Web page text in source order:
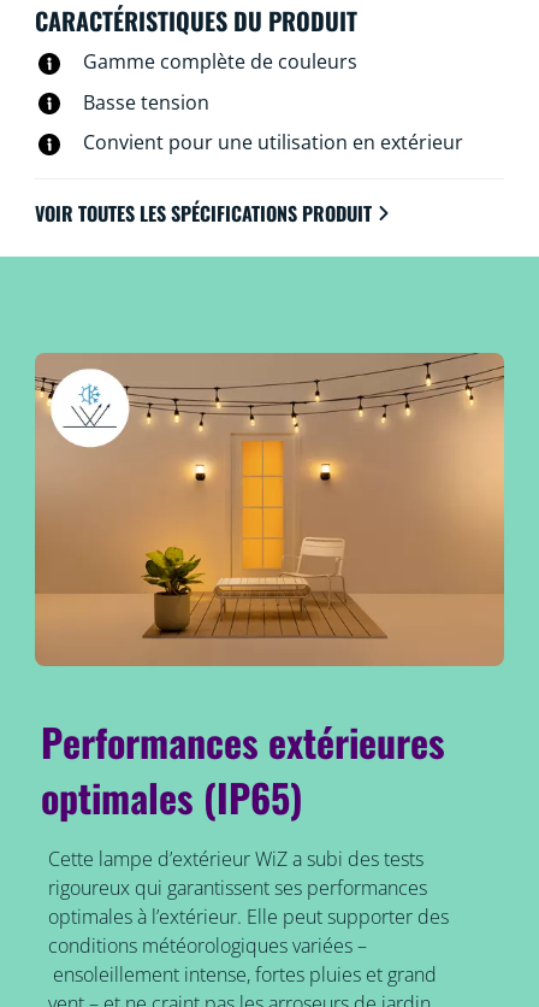
aligner jusqu'à cinq spots pour améliorer votre
détente.
CARACTÉRISTIQUES DU PRODUIT
Gamme complète de couleurs
Basse tension
Convient pour une utilisation en extérieur
VOIR TOUTES LES SPÉCIFICATIONS PRODUIT
Performances extérieures
optimales (IP65)
Cette lampe d’extérieur WiZ a subi des tests
rigoureux qui garantissent ses performances
optimales à l’extérieur. Elle peut supporter des
conditions météorologiques variées –
ensoleillement intense, fortes pluies et grand